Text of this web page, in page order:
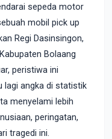
sepeda motor
mobil pick up
Regi Dasinsingon,
Bolaang
peristiwa ini
lagi angka di statistik
menyelami lebih
peringatan,
tragedi ini.